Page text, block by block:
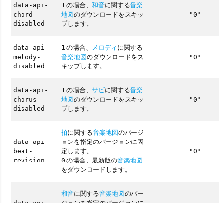
data-api-
chord-
disabled
1 の場合、和音に関する音楽
地図のダウンロードをスキッ
プします。
"0"
data-api-
melody-
disabled
1 の場合、 メロディに関する
音楽地図のダウンロードをス
キップします。
"0"
data-api-
chorus-
disabled
1 の場合、サビに関する音楽
地図のダウンロードをスキッ
プします。
"0"
data-api-
beat-
revision
拍に関する音楽地図のバージ
ョンを指定のバージョンに固
定します。
0 の場合、最新版の音楽地図
をダウンロードします。
"0"
和音に関する音楽地図のバー